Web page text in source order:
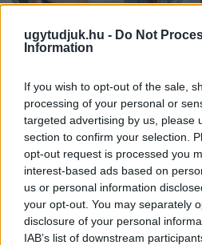
ugytudjuk.hu - Do Not
Information
If you wish to opt-out of the sale,
processing of your personal or
targeted advertising by us, please
section to confirm your selection.
opt-out request is processed you
interest-based ads based on
us or personal information
your opt-out. You may separately
disclosure of your personal
IAB’s list of downstream
KÉT RÉSZLETBEN
ISKOLAKEZDÉSI
IGÉNYELNI
Az első 50 ezer forintot még a
Magyar Államkincstár, a második
formájában érkezik.